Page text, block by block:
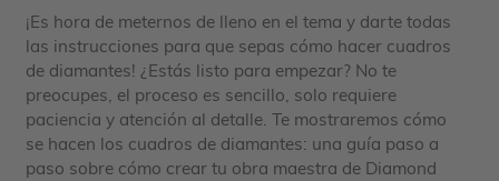
¡Es hora de meternos de lleno en el tema y darte todas
las instrucciones para que sepas cómo hacer cuadros
de diamantes! ¿Estás listo para empezar? No te
preocupes, el proceso es sencillo, solo requiere
paciencia y atención al detalle. Te mostraremos cómo
se hacen los cuadros de diamantes: una guía paso a
paso sobre cómo crear tu obra maestra de Diamond